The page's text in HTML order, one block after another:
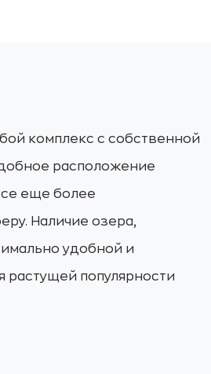
комплекс с собственной
расположение
еще более
Наличие озера,
удобной и
растущей популярности